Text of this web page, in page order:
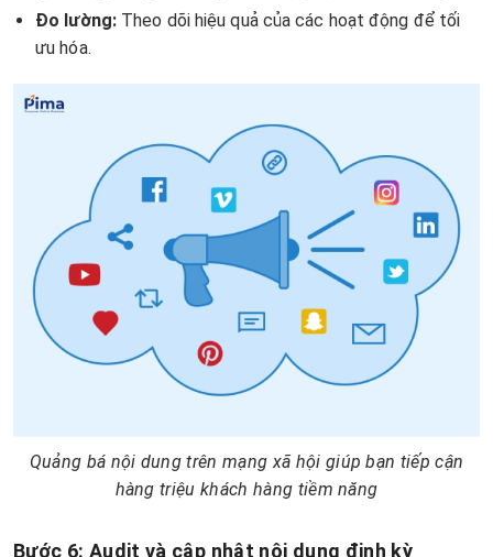
Đo lường:Theo dõi hiệu quả của các hoạt động để tối
ưu hóa.
Quảng bá nội dung trên mạng xã hội giúp bạn tiếp cận
hàng triệu khách hàng tiềm năng
Bước 6: Audit và cập nhật nội dung định kỳ